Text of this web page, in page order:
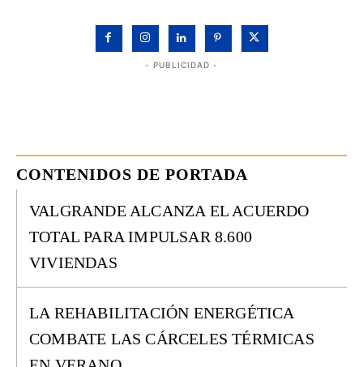
- PUBLICIDAD -
CONTENIDOS DE PORTADA
VALGRANDE ALCANZA EL ACUERDO
TOTAL PARA IMPULSAR 8.600
VIVIENDAS
LA REHABILITACIÓN ENERGÉTICA
COMBATE LAS CÁRCELES TÉRMICAS